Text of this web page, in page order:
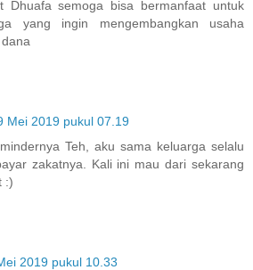
Dhuafa semoga bisa bermanfaat untuk
yang ingin mengembangkan usaha
Mei 2019 pukul 07.19
Teh, aku sama keluarga selalu
zakatnya. Kali ini mau dari sekarang
:)
2019 pukul 10.33